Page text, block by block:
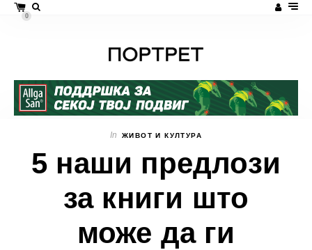
0
In ЖИВОТ И КУЛТУРА
5 наши предлози
за книги што
може да ги